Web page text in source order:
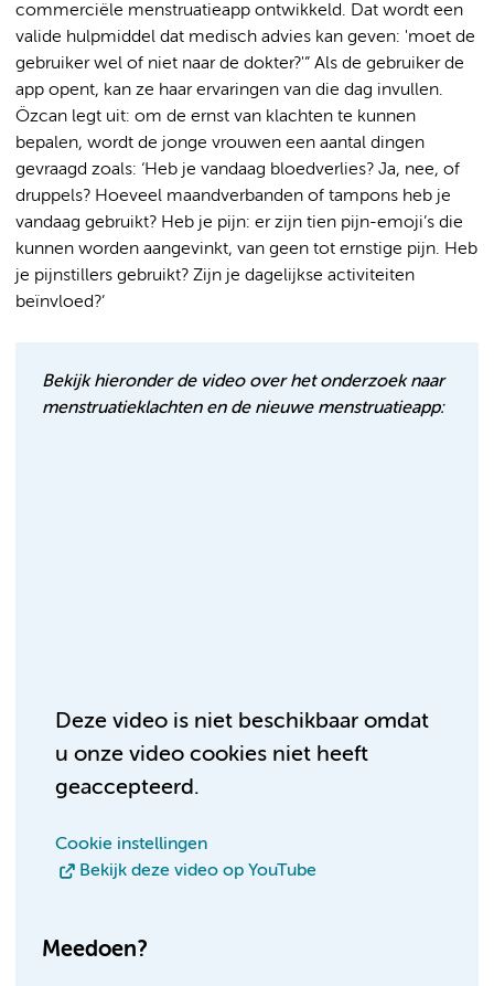
commerciële menstruatieapp ontwikkeld. Dat wordt een
valide hulpmiddel dat medisch advies kan geven: 'moet de
gebruiker wel of niet naar de dokter?'” Als de gebruiker de
app opent, kan ze haar ervaringen van die dag invullen.
Özcan legt uit: om de ernst van klachten te kunnen
bepalen, wordt de jonge vrouwen een aantal dingen
gevraagd zoals: ‘Heb je vandaag bloedverlies? Ja, nee, of
druppels? Hoeveel maandverbanden of tampons heb je
vandaag gebruikt? Heb je pijn: er zijn tien pijn-emoji’s die
kunnen worden aangevinkt, van geen tot ernstige pijn. Heb
je pijnstillers gebruikt? Zijn je dagelijkse activiteiten
beïnvloed?’
Bekijk hieronder de video over het onderzoek naar
menstruatieklachten en de nieuwe menstruatieapp:
Deze video is niet beschikbaar omdat
u onze video cookies niet heeft
geaccepteerd.
Cookie instellingen
Bekijk deze video op YouTube
Meedoen?